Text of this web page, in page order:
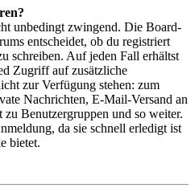
unbedingt zwingend. Die Board-
entscheidet, ob du registriert
schreiben. Auf jeden Fall erhältst
Zugriff auf zusätzliche
zur Verfügung stehen: zum
Nachrichten, E-Mail-Versand an
Benutzergruppen und so weiter.
da sie schnell erledigt ist
bietet.